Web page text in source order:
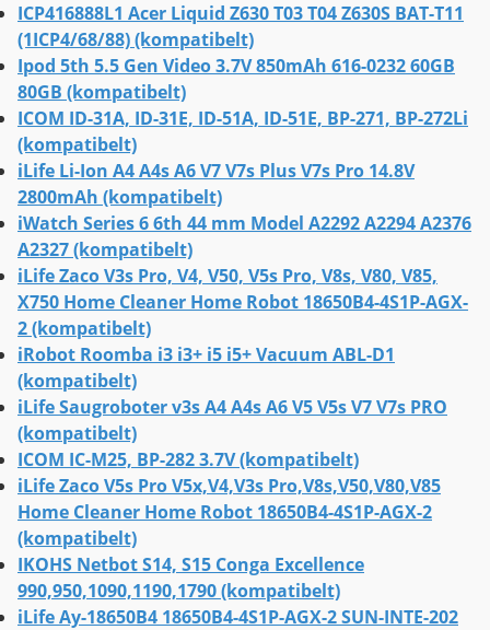
ICP416888L1 Acer Liquid Z630 T03 T04 Z630S BAT-T11
(1ICP4/68/88) (kompatibelt)
Ipod 5th 5.5 Gen Video 3.7V 850mAh 616-0232 60GB
80GB (kompatibelt)
ICOM ID-31A, ID-31E, ID-51A, ID-51E, BP-271, BP-272Li
(kompatibelt)
iLife Li-Ion A4 A4s A6 V7 V7s Plus V7s Pro 14.8V
2800mAh (kompatibelt)
iWatch Series 6 6th 44 mm Model A2292 A2294 A2376
A2327 (kompatibelt)
iLife Zaco V3s Pro, V4, V50, V5s Pro, V8s, V80, V85,
X750 Home Cleaner Home Robot 18650B4-4S1P-AGX-
2 (kompatibelt)
iRobot Roomba i3 i3+ i5 i5+ Vacuum ABL-D1
(kompatibelt)
iLife Saugroboter v3s A4 A4s A6 V5 V5s V7 V7s PRO
(kompatibelt)
ICOM IC-M25, BP-282 3.7V (kompatibelt)
iLife Zaco V5s Pro V5x,V4,V3s Pro,V8s,V50,V80,V85
Home Cleaner Home Robot 18650B4-4S1P-AGX-2
(kompatibelt)
IKOHS Netbot S14, S15 Conga Excellence
990,950,1090,1190,1790 (kompatibelt)
iLife Ay-18650B4 18650B4-4S1P-AGX-2 SUN-INTE-202